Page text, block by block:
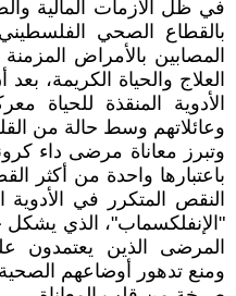
في ظل الأزمات المالية
بالقطاع الصحي
المصابين بالأمراض
العلاج والحياة الكريمة،
الأدوية المنقذة للحياة
وعائلاتهم وسط حالة من
وتبرز معاناة مرضى داء
باعتبارها واحدة من أكثر
النقص المتكرر في الأدوية
"الإنفلكسماب"، الذي
المرضى الذين يعتمدون
ومنع تدهور أوضاعهم